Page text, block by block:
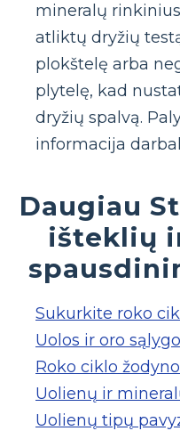
mineralų
atliktų dryžių
plokštelę arba
plytelę, kad
dryžių spalvą.
informacija
Daugiau
išteklių
Sukurkite roko
Uolos ir oro
Roko ciklo
Uolienų ir
Uolienų tipų